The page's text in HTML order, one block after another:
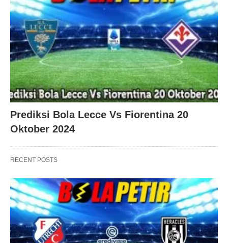
Prediksi Bola Lecce Vs Fiorentina 20
Oktober 2024
RECENT POSTS